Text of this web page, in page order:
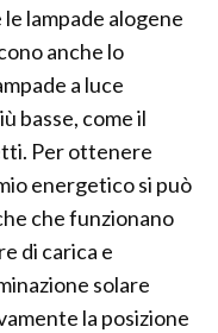
lampade alogene
anche lo
a luce
basse, come il
Per ottenere
energetico si può
che funzionano
di carica e
solare
la posizione